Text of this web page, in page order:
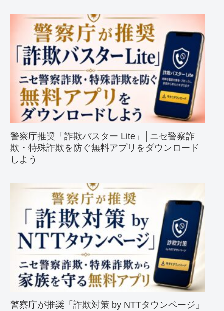
警察庁推奨「詐欺バスター Lite」│ニセ警察詐
欺・特殊詐欺を防ぐ無料アプリをダウンロード
しよう
警察庁が推奨「詐欺対策 by NTTタウンページ」